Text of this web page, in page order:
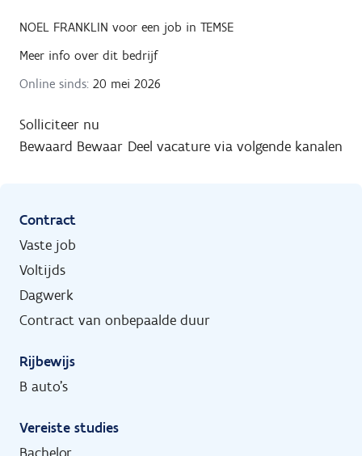
NOEL FRANKLIN voor een job in TEMSE
Meer info over dit bedrijf
Online sinds: 20 mei 2026
Solliciteer nu
Bewaard Bewaar Deel vacature via volgende kanalen
Contract
Vaste job
Voltijds
Dagwerk
Contract van onbepaalde duur
Rijbewijs
B auto's
Vereiste studies